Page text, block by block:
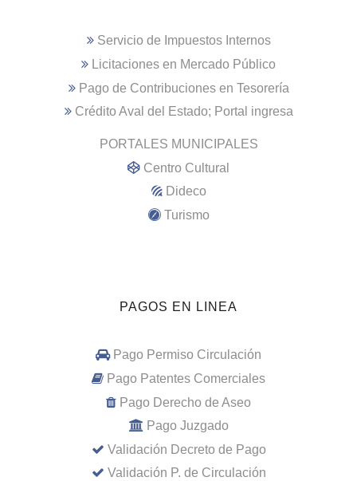
Servicio de Impuestos Internos
Licitaciones en Mercado Público
Pago de Contribuciones en Tesorería
Crédito Aval del Estado; Portal ingresa
PORTALES MUNICIPALES
Centro Cultural
Dideco
Turismo
PAGOS EN LINEA
Pago Permiso Circulación
Pago Patentes Comerciales
Pago Derecho de Aseo
Pago Juzgado
Validación Decreto de Pago
Validación P. de Circulación